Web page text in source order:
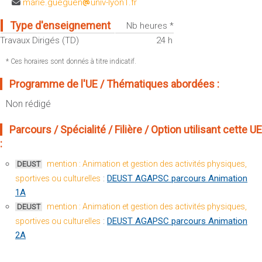
Sportives)
UFR FS (Chimie, Mathématique, Physique)
UFR Biosciences (Biologie, Biochimie)
GEP (Génie Electrique des Procédés - Département composante)
Mécanique (Département composante)
Plan et accès
OUTILS
Emploi du temps
Messagerie
Fermer
marie.gueguen
univ-lyon1.fr
Type d'enseignement
Nb heures *
Travaux Dirigés (TD)
24 h
* Ces horaires sont donnés à titre indicatif.
Programme de l'UE / Thématiques abordées :
Non rédigé
Parcours / Spécialité / Filière / Option utilisant cette UE
:
DEUST
mention : Animation et gestion des activités physiques,
sportives ou culturelles : DEUST AGAPSC parcours Animation
1A
DEUST
mention : Animation et gestion des activités physiques,
sportives ou culturelles : DEUST AGAPSC parcours Animation
2A